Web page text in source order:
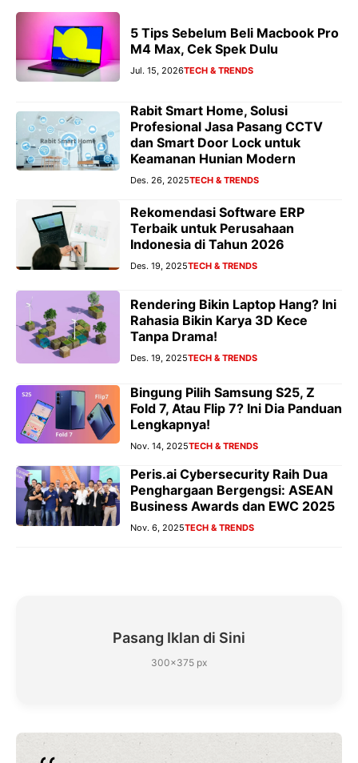
5 Tips Sebelum Beli Macbook Pro
M4 Max, Cek Spek Dulu
Jul. 15, 2026TECH & TRENDS
Rabit Smart Home, Solusi
Profesional Jasa Pasang CCTV
dan Smart Door Lock untuk
Keamanan Hunian Modern
Des. 26, 2025TECH & TRENDS
Rekomendasi Software ERP
Terbaik untuk Perusahaan
Indonesia di Tahun 2026
Des. 19, 2025TECH & TRENDS
Rendering Bikin Laptop Hang? Ini
Rahasia Bikin Karya 3D Kece
Tanpa Drama!
Des. 19, 2025TECH & TRENDS
Bingung Pilih Samsung S25, Z
Fold 7, Atau Flip 7? Ini Dia Panduan
Lengkapnya!
Nov. 14, 2025TECH & TRENDS
Peris.ai Cybersecurity Raih Dua
Penghargaan Bergengsi: ASEAN
Business Awards dan EWC 2025
Nov. 6, 2025TECH & TRENDS
Pasang Iklan di Sini
300×375 px